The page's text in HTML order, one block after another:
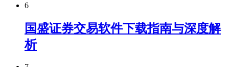
6
国盛证券交易软件下载指南与深度解
析